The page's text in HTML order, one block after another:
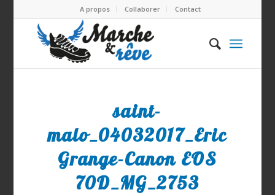
A propos Collaborer Contact
saint-
malo_04032017_Eric
Grange-Canon EOS
70D_MG_2753